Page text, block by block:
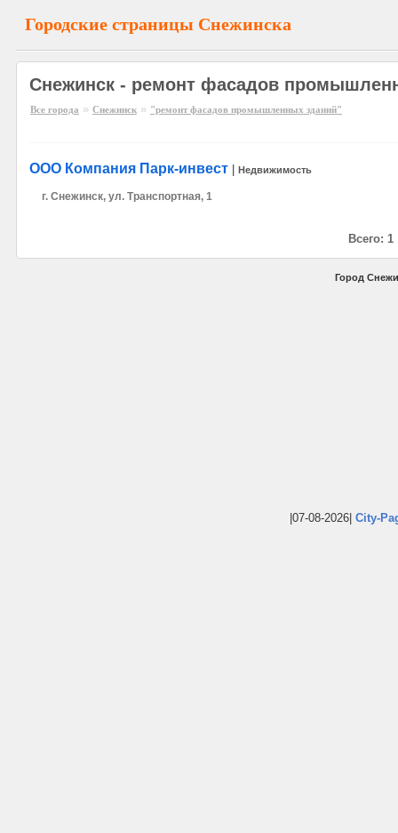
Городские страницы Снежинска
Снежинск - ремонт фасадов
Все города » Снежинск » "ремонт фасадов промышленных зданий"
ООО Компания Парк-инвест Недвижимость
г. Снежинск, ул. Транспортная, 1
Всего: 1
Город
|07-08-2026| City-